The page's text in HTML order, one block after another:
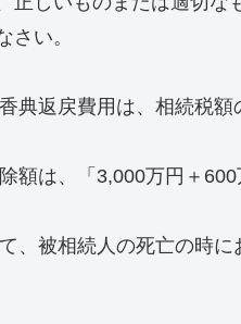
い。
典返戻費用は、相続税額
額は、「3,000万円＋
、被相続人の死亡の時